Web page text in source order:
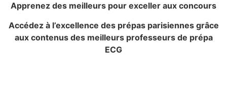
Apprenez des meilleurs pour exceller aux concours
Accédez à l’excellence des prépas parisiennes grâce
aux contenus des meilleurs professeurs de prépa
ECG